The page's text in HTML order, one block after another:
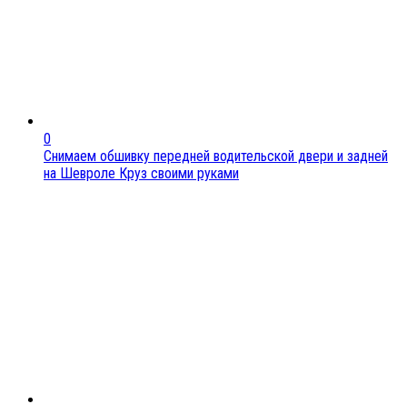
0
Снимаем обшивку передней водительской двери и задней
на Шевроле Круз своими руками